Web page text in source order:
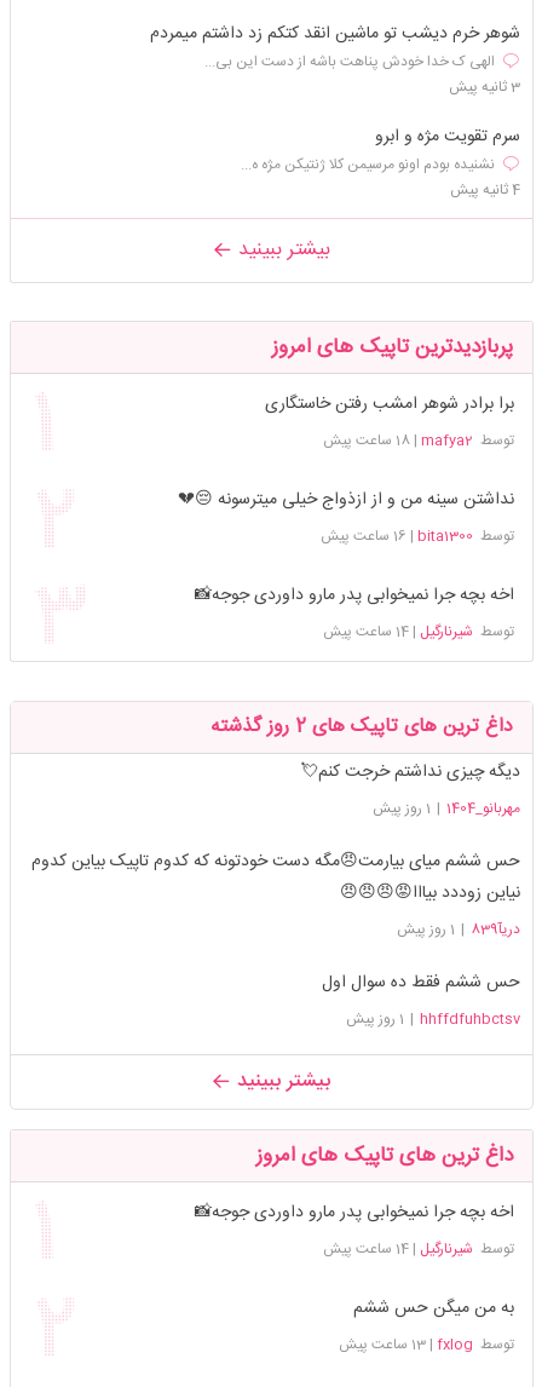
شوهر خرم دیشب تو ماشین انقد کتکم زد داشتم میمردم
الهی ک خدا خودش پناهت باشه از دست این بی...
3 ثانیه پیش
سرم تقویت مژه و ابرو
نشنیده بودم اونو مرسیمن کلا ژنتیکن مژه ه...
4 ثانیه پیش
بیشتر ببینید
پربازدیدترین تاپیک های امروز
برا برادر شوهر امشب رفتن خاستگاری
توسط mafya2
|18 ساعت پیش
نداشتن سینه من و از ازذواج خیلی میترسونه 😔💔
توسط bita1300
| 16 ساعت پیش
اخه بچه جرا نمیخوابی پدر مارو داوردی جوجه📸
توسط شیرنارگیل |14 ساعت پیش
داغ ترین های تاپیک های 2 روز گذشته
دیگه چیزی نداشتم خرجت کنم💘
مهربانو_1404 | 1 روز پیش
حس ششم میای بیارمت😠مگه دست خودتونه که کدوم تاپیک بیاین کدوم
نیاین زوددد بیااا😡😠😠😠
دریآ839 | 1 روز پیش
حس ششم فقط ده سوال اول
hhffdfuhbctsv
| 1 روز پیش
بیشتر ببینید
داغ ترین های تاپیک های امروز
اخه بچه جرا نمیخوابی پدر مارو داوردی جوجه📸
توسط شیرنارگیل |14 ساعت پیش
به من میگن حس ششم
توسط fxlog
|13 ساعت پیش